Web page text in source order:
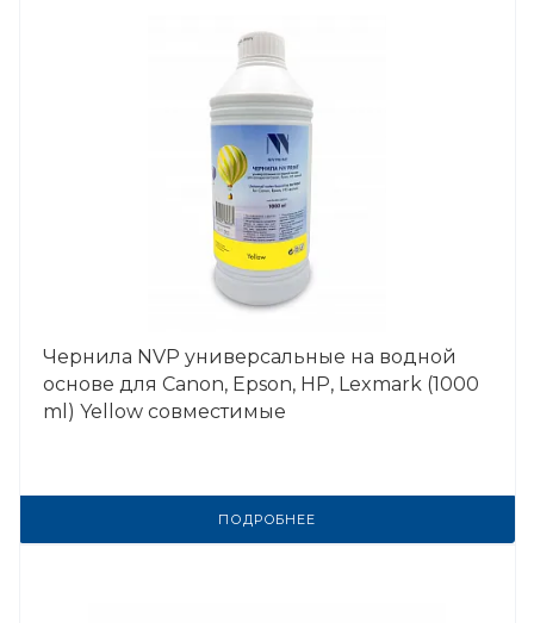
Чернила NVP универсальные на водной
основе для Сanon, Epson, НР, Lexmark (1000
ml) Yellow совместимые
ПОДРОБНЕЕ